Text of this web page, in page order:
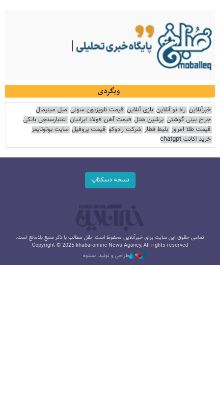
وبگردی
خبرآنلاین راه نو آنلاین بازی آنلاین قیمت تلویزیون سونی مبل مینیمال
جراح بینی گوشتی پرشین هتل قیمت آهن فولاد ایرانیان اعتبارسنجی بانکی
قیمت طلا امروز بلیط قطار شرکت رادوکو قیمت پروفیل سایت یوتوتایمز
خرید اکانت chatgpt
نسخه دسکتاپ
تمامی حقوق این سایت برای خبرآنلاین محفوظ است. نقل مطالب با ذکر منبع بلامانع است.
Copyright © 2025 khabaronline News Agancy, All rights reserved
طراحی و تولید: نستوه